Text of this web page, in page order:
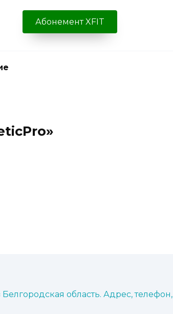
Абонемент XFIT
область. Адрес, телефон,